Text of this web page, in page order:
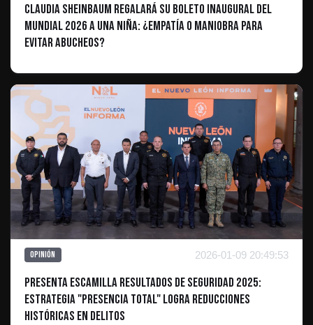
Claudia Sheinbaum Regalará su Boleto Inaugural del
Mundial 2026 a una Niña: ¿Empatía o Maniobra para
Evitar Abucheos?
Opinión 2026-01-09 20:49:53
Presenta Escamilla resultados de seguridad 2025:
Estrategia "Presencia Total" logra reducciones
históricas en delitos